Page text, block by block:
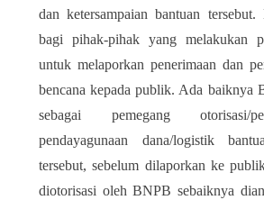
dan ketersampaian bantuan
bagi pihak-pihak yang melakukan
untuk melaporkan penerimaan dan
bencana kepada publik. Ada baiknya
sebagai pemegang otorisasi/
pendayagunaan dana/logistik
tersebut, sebelum dilaporkan ke
diotorisasi oleh BNPB sebaiknya